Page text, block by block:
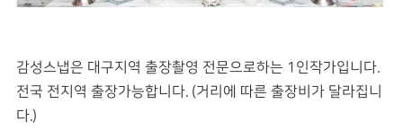
감성스냅은 대구지역 출장촬영 전문으로하는 1인작가입니다.
전국 전지역 출장가능합니다. (거리에 따른 출장비가 달라집니
다.)